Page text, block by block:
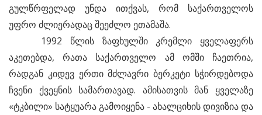
გულწრფელად უნდა ითქვას, რომ საქართველოს
უფრო ძლიერადაც შეეძლო ეთამაშა.
1992 წლის ზაფხულში კრემლი ყველაფერს
აკეთებდა, რათა საქართველო ამ ომში ჩაეთრია,
რადგან კიდევ ერთი მძლავრი ბერკეტი სჭირდებოდა
ჩვენი ქვეყნის სამართავად. ამისათვის მან ყველაზე
«ტკბილი» სატყუარა გამოიყენა - ახალციხის დივიზია და